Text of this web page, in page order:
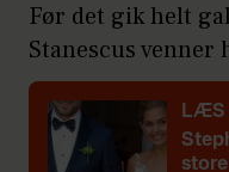
Før det gik helt
Stanescus
LÆS